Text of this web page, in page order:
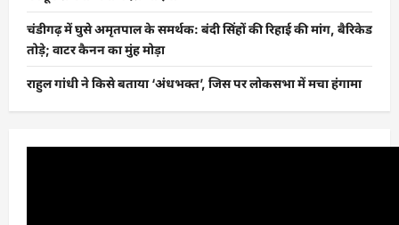
चंडीगढ़ में घुसे अमृतपाल के समर्थक: बंदी सिंहों की रिहाई की मांग, बैरिकेड
तोड़े; वाटर कैनन का मुंह मोड़ा
राहुल गांधी ने किसे बताया ‘अंधभक्त’, जिस पर लोकसभा में मचा हंगामा